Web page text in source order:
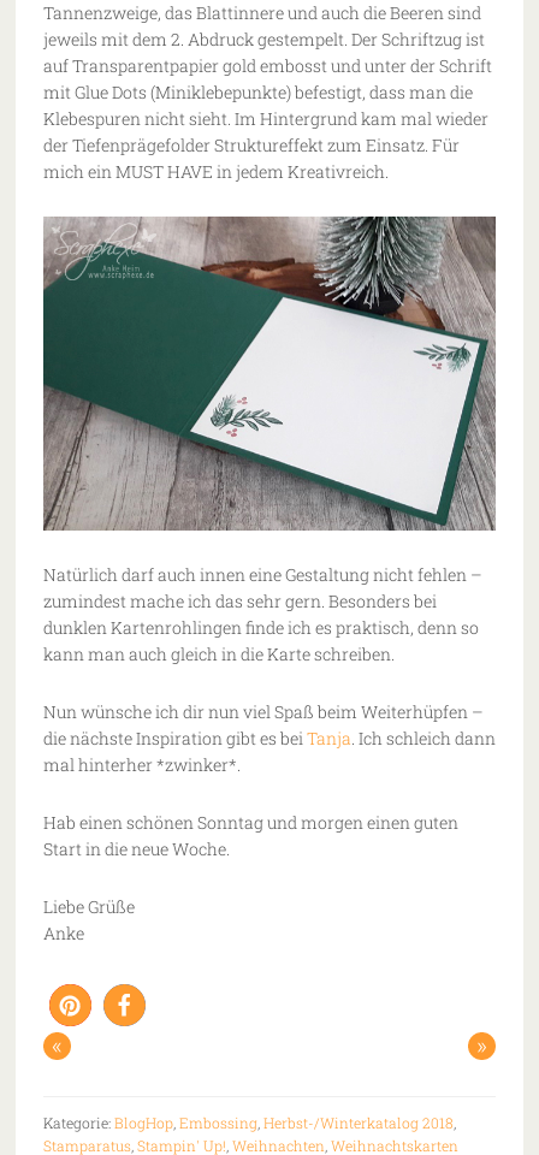
Tannenzweige, das Blattinnere und auch die Beeren sind
jeweils mit dem 2. Abdruck gestempelt. Der Schriftzug ist
auf Transparentpapier gold embosst und unter der Schrift
mit Glue Dots (Miniklebepunkte) befestigt, dass man die
Klebespuren nicht sieht. Im Hintergrund kam mal wieder
der Tiefenprägefolder Struktureffekt zum Einsatz. Für
mich ein MUST HAVE in jedem Kreativreich.
Natürlich darf auch innen eine Gestaltung nicht fehlen –
zumindest mache ich das sehr gern. Besonders bei
dunklen Kartenrohlingen finde ich es praktisch, denn so
kann man auch gleich in die Karte schreiben.
Nun wünsche ich dir nun viel Spaß beim Weiterhüpfen –
die nächste Inspiration gibt es bei Tanja . Ich schleich dann
mal hinterher *zwinker*.
Hab einen schönen Sonntag und morgen einen guten
Start in die neue Woche.
Liebe Grüße
Anke
« »
Kategorie:BlogHop, Embossing, Herbst-/Winterkatalog 2018
Stamparatus, Stampin' Up! Weihnachten Weihnachtskarten